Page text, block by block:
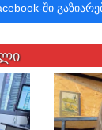
ში